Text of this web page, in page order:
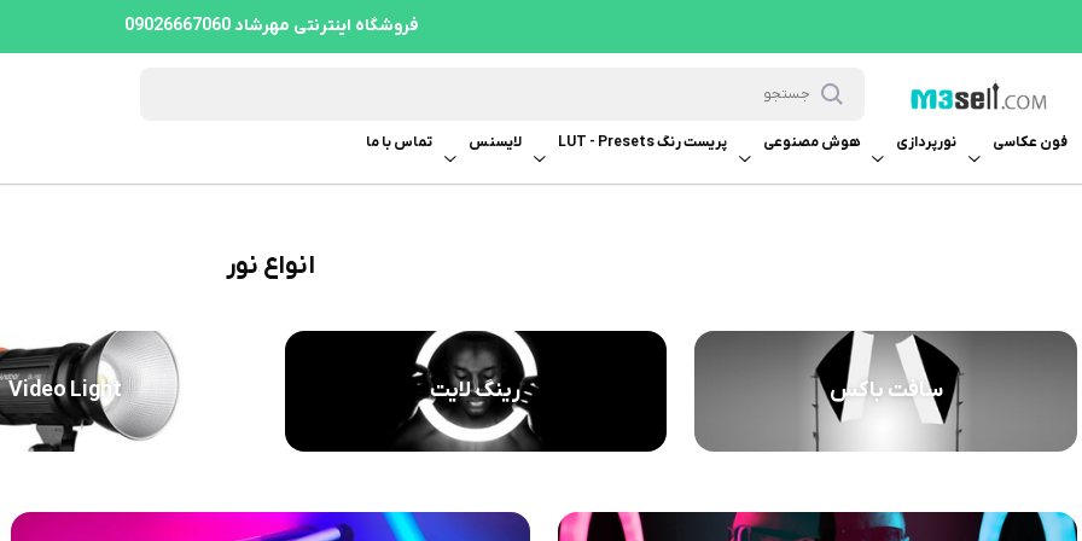
فروشگاه اینترنتی مهرشاد 09026667060
فون عکاسی نورپردازی هوش مصنوعی پریست رنگ LUT - Presets لایسنس تماس با ما
انواع نور
سافت باکس رینگ لایت Video Light